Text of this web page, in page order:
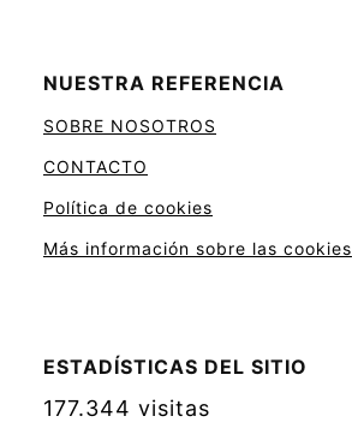
NUESTRA REFERENCIA
SOBRE NOSOTROS
CONTACTO
Política de cookies
Más información sobre las cookies
ESTADÍSTICAS DEL SITIO
177.344 visitas